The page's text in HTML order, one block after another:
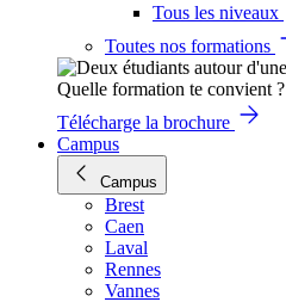
Tous les niveaux
Toutes nos formations
Quelle formation te convient ?
Télécharge la brochure
Campus
Campus
Brest
Caen
Laval
Rennes
Vannes